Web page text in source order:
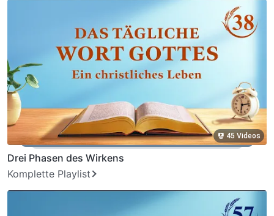
45 Videos
Drei Phasen des Wirkens
Komplette Playlist